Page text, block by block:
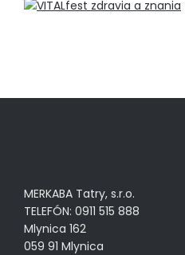
MERKABA Tatry, s.r.o.
TELEFÓN: 0911 515 888
Mlynica 162
059 91 Mlynica